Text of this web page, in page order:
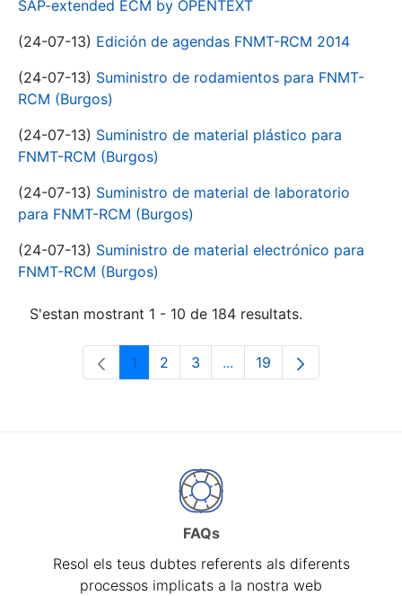
SAP-extended ECM by OPENTEXT
(24-07-13) Edición de agendas FNMT-RCM 2014
(24-07-13) Suministro de rodamientos para FNMT-
RCM (Burgos)
(24-07-13) Suministro de material plástico para
FNMT-RCM (Burgos)
(24-07-13) Suministro de material de laboratorio
para FNMT-RCM (Burgos)
(24-07-13) Suministro de material electrónico para
FNMT-RCM (Burgos)
S'estan mostrant 1 - 10 de 184 resultats.
Pàgina
1 Pàgina
2 Pàgina
3 ...Pàgines intermèdies
Pàgina
19
FAQs
Resol els teus dubtes referents als diferents
processos implicats a la nostra web